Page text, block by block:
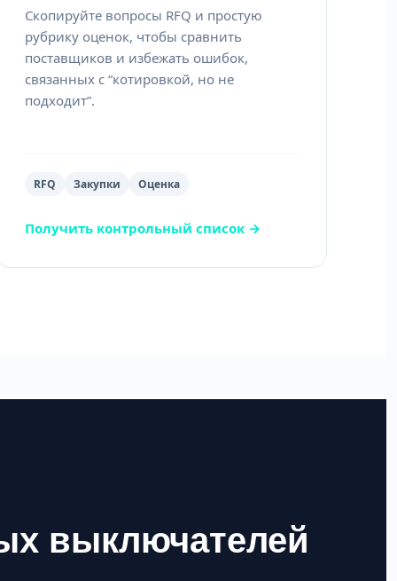
Скопируйте вопросы RFQ и простую
рубрику оценок, чтобы сравнить
поставщиков и избежать ошибок,
связанных с “котировкой, но не
подходит”.
RFQ Закупки Оценка
Получить контрольный список →
выключателей